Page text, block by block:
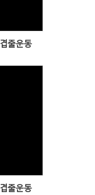
줄운동
줄운동